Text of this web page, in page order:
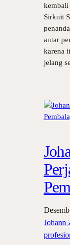
kembali
Sirkuit
antar
karena
jelang
Johann